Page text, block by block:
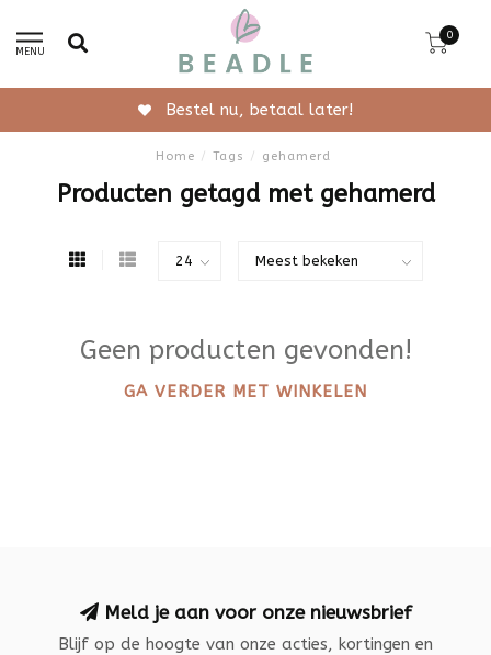
MENU
0
Bestel nu, betaal later!
Home / Tags / gehamerd
Producten getagd met gehamerd
Geen producten gevonden!
GA VERDER MET WINKELEN
Meld je aan voor onze nieuwsbrief
Blijf op de hoogte van onze acties, kortingen en